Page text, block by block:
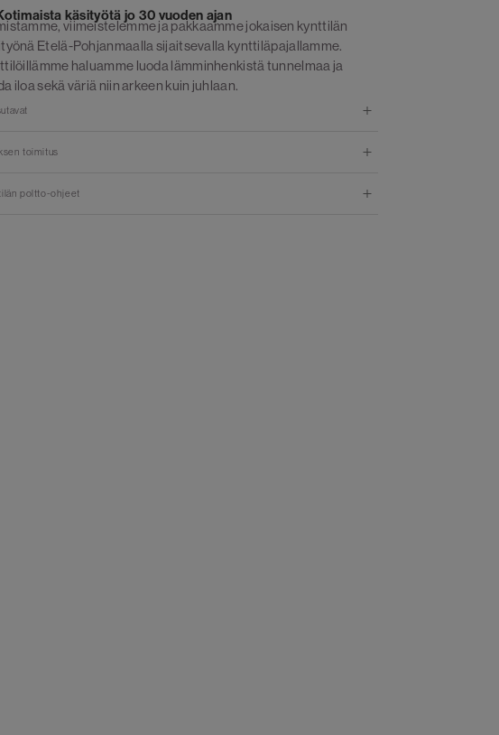
käsityötä jo 30 vuoden ajan
viimeistelemme ja pakkaamme jokaisen kynttilän
Etelä-Pohjanmaalla sijaitsevalla kynttiläpajallamme.
haluamme luoda lämminhenkistä tunnelmaa ja
iloa sekä väriä niin arkeen kuin juhlaan.
toimitus
poltto-ohjeet